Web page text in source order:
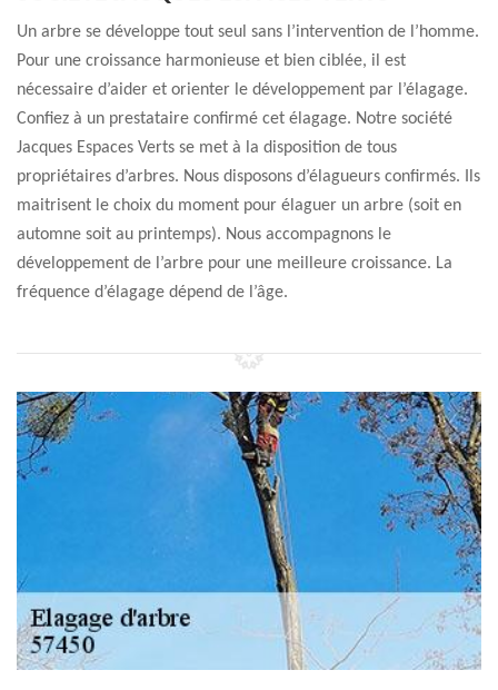
Un arbre se développe tout seul sans l’intervention de l’homme.
Pour une croissance harmonieuse et bien ciblée, il est
nécessaire d’aider et orienter le développement par l’élagage.
Confiez à un prestataire confirmé cet élagage. Notre société
Jacques Espaces Verts se met à la disposition de tous
propriétaires d’arbres. Nous disposons d’élagueurs confirmés. Ils
maitrisent le choix du moment pour élaguer un arbre (soit en
automne soit au printemps). Nous accompagnons le
développement de l’arbre pour une meilleure croissance. La
fréquence d’élagage dépend de l’âge.